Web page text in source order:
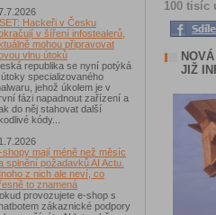
Hackeři v Česku
v šíření infostealerů,
mohou připravovat
vlnu útoků
republika se nyní potýká
specializovaného
jehož úkolem je v
fázi napadnout zařízení a
do něj stahovat další
kódy...
shopy mají méně než měsíc
splnění požadavků AI Actu.
z nich ale neví, co
to znamená
provozujete e-shop s
zákaznické podpory
100 tisíc
JIŽ